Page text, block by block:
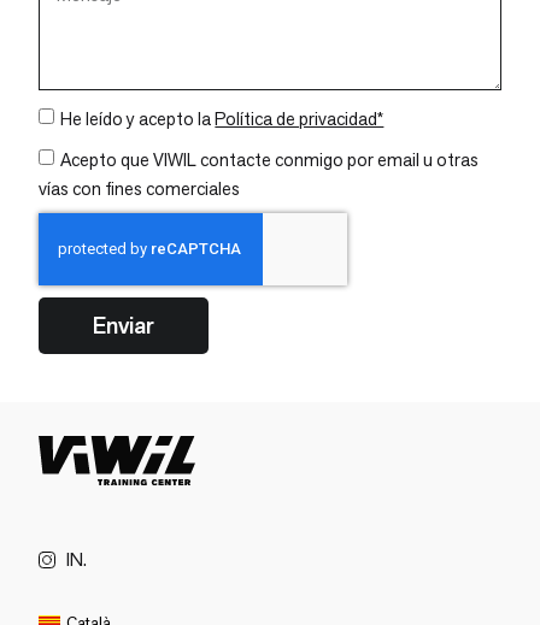
He leído y acepto laPolítica de privacidad*
Acepto que VIWIL contacte conmigo por email u otras
vías con fines comerciales
Enviar
IN.